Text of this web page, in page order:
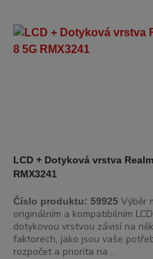
LCD + Dotyková vrstva
RMX3241
Číslo produktu: 59925 Výběr
originálním a kompatibilním
dotykovou vrstvou závisí na
faktorech, jako jsou vaše
rozpočet a priorita na ...